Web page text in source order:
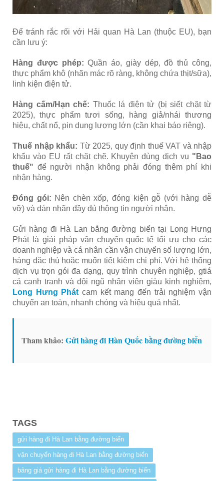
Để tránh rắc rối với Hải quan Hà Lan (thuộc EU), bạn
cần lưu ý:
Hàng được phép: Quần áo, giày dép, đồ thủ công,
thực phẩm khô (nhãn mác rõ ràng, không chứa thịt/sữa),
linh kiện điện tử.
Hàng cấm/Hạn chế: Thuốc lá điện tử (bị siết chặt từ
2025), thực phẩm tươi sống, hàng giả/nhái thương
hiệu, chất nổ, pin dung lượng lớn (cần khai báo riêng).
Thuế nhập khẩu: Từ 2025, quy định thuế VAT và nhập
khẩu vào EU rất chặt chẽ. Khuyên dùng dịch vụ "Bao
thuế" để người nhận không phải đóng thêm phí khi
nhận hàng.
Đóng gói: Nên chèn xốp, đóng kiện gỗ (với hàng dễ
vỡ) và dán nhãn đầy đủ thông tin người nhận.
Gửi hàng đi Hà Lan bằng đường biển tại Long Hưng
Phát là giải pháp vận chuyển quốc tế tối ưu cho các
doanh nghiệp và cá nhân cần vận chuyển số lượng lớn,
hàng đặc thù hoặc muốn tiết kiệm chi phí. Với hệ thống
dịch vụ trọn gói đa dạng, quy trình chuyên nghiệp, gtiá
cả cạnh tranh và đội ngũ nhân viên giàu kinh nghiệm,
Long Hưng Phát cam kết mang đến trải nghiệm vận
chuyển an toàn, nhanh chóng và hiệu quả nhất.
Tham khảo: Gửi hàng đi Hàn Quốc bằng đường biển
TAGS
gửi hàng đi Hà Lan bằng đường biển
vận chuyển hàng đi Hà Lan bằng đường biển
bảng giá gửi hàng đi Hà Lan bằng đường biển